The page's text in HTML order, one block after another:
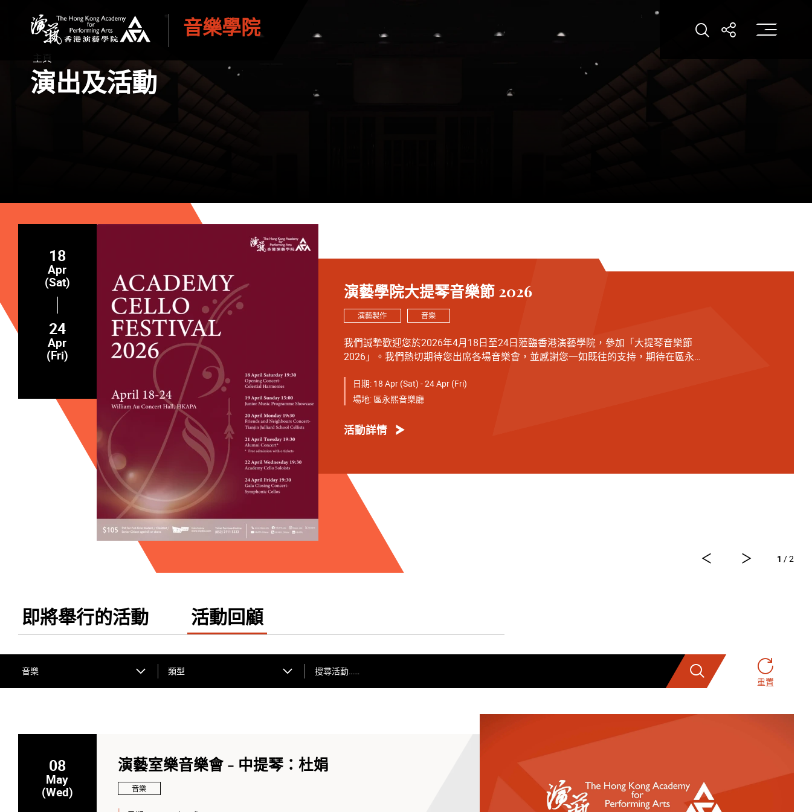
音樂學院 打開搜索打開分享打
主頁
演出及活動
18
Apr
(Sat)
24
Apr
(Fri)
演藝學院大提琴音樂節 2026
演藝製作 音樂
我們誠摯歡迎您於2026年4月18日至24日蒞臨香港演藝學院，參加「大提琴音樂節
2026」。我們熱切期待您出席各場音樂會，並感謝您一如既往的支持，期待在區永
4月18日 星期六 19:30
4月19日 星期日 15:00
4月20日 星期一 19:30
友鄰音樂會 —— 天津茱莉亞學院大提琴
4月21日 星期二 19:30
弦續音樂會
*演藝免費節目，電子門票可於演出前3小時在「演藝電子票務系統」登記，先到先
4月24日 星期五19:30
日期: 18 Apr (Sat) - 24 Apr (Fri)
場地:區永熙音樂廳
活動詳情
1 / 2
即將舉行的活動 活動回顧
音樂 類型
搜尋活動…… 搜索
重置
08
May
(Wed)
演藝室樂音樂會 - 中提琴：杜娟
音樂